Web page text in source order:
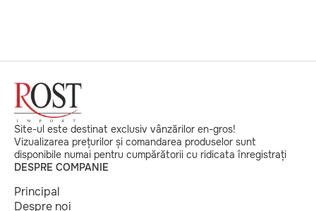
Site-ul este destinat exclusiv vânzărilor en-gros!
Vizualizarea prețurilor și comandarea produselor sunt
disponibile numai pentru cumpărătorii cu ridicata înregistrați
DESPRE COMPANIE
Principal
Despre noi